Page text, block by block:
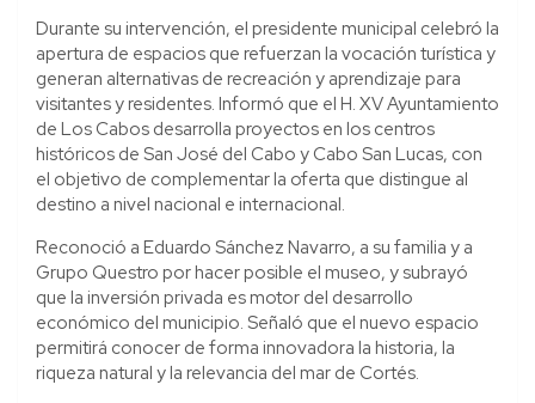
Durante su intervención, el presidente municipal celebró la
apertura de espacios que refuerzan la vocación turística y
generan alternativas de recreación y aprendizaje para
visitantes y residentes. Informó que el H. XV Ayuntamiento
de Los Cabos desarrolla proyectos en los centros
históricos de San José del Cabo y Cabo San Lucas, con
el objetivo de complementar la oferta que distingue al
destino a nivel nacional e internacional.
Reconoció a Eduardo Sánchez Navarro, a su familia y a
Grupo Questro por hacer posible el museo, y subrayó
que la inversión privada es motor del desarrollo
económico del municipio. Señaló que el nuevo espacio
permitirá conocer de forma innovadora la historia, la
riqueza natural y la relevancia del mar de Cortés.